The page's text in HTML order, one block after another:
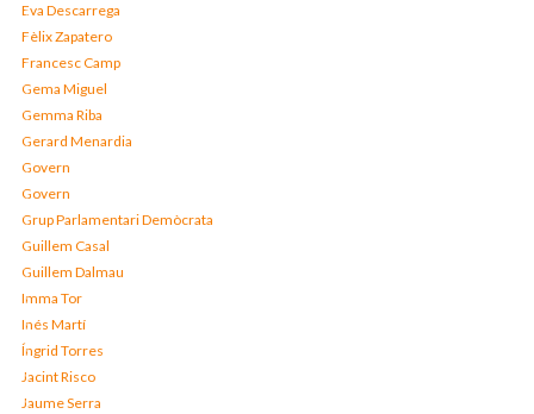
Eva Descarrega
Fèlix Zapatero
Francesc Camp
Gema Miguel
Gemma Riba
Gerard Menardia
Govern
Govern
Grup Parlamentari Demòcrata
Guillem Casal
Guillem Dalmau
Imma Tor
Inés Martí
Íngrid Torres
Jacint Risco
Jaume Serra